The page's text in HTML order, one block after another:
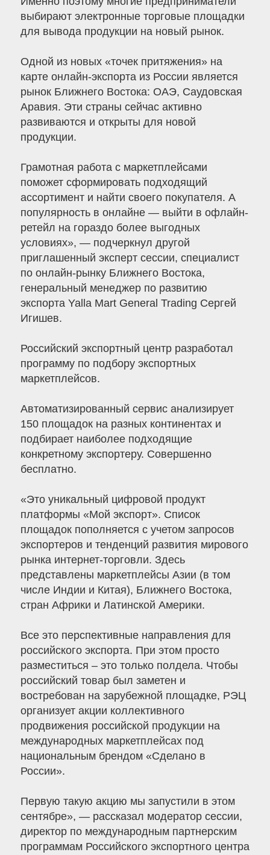
выбирают электронные торговые площадки
для вывода продукции на новый рынок.
Одной из новых «точек притяжения» на
карте онлайн-экспорта из России является
рынок Ближнего Востока: ОАЭ, Саудовская
Аравия. Эти страны сейчас активно
развиваются и открыты для новой
продукции.
Грамотная работа с маркетплейсами
поможет сформировать подходящий
ассортимент и найти своего покупателя. А
популярность в онлайне — выйти в офлайн-
ретейл на гораздо более выгодных
условиях», — подчеркнул другой
приглашенный эксперт сессии, специалист
по онлайн-рынку Ближнего Востока,
генеральный менеджер по развитию
экспорта Yalla Mart General Trading Сергей
Игишев.
Российский экспортный центр разработал
программу по подбору экспортных
маркетплейсов.
Автоматизированный сервис анализирует
150 площадок на разных континентах и
подбирает наиболее подходящие
конкретному экспортеру. Совершенно
бесплатно.
«Это уникальный цифровой продукт
платформы «Мой экспорт». Список
площадок пополняется с учетом запросов
экспортеров и тенденций развития мирового
рынка интернет-торговли. Здесь
представлены маркетплейсы Азии (в том
числе Индии и Китая), Ближнего Востока,
стран Африки и Латинской Америки.
Все это перспективные направления для
российского экспорта. При этом просто
разместиться – это только полдела. Чтобы
российский товар был заметен и
востребован на зарубежной площадке, РЭЦ
организует акции коллективного
продвижения российской продукции на
международных маркетплейсах под
национальным брендом «Сделано в
России».
Первую такую акцию мы запустили в этом
сентябре», — рассказал модератор сессии,
директор по международным партнерским
программам Российского экспортного центра